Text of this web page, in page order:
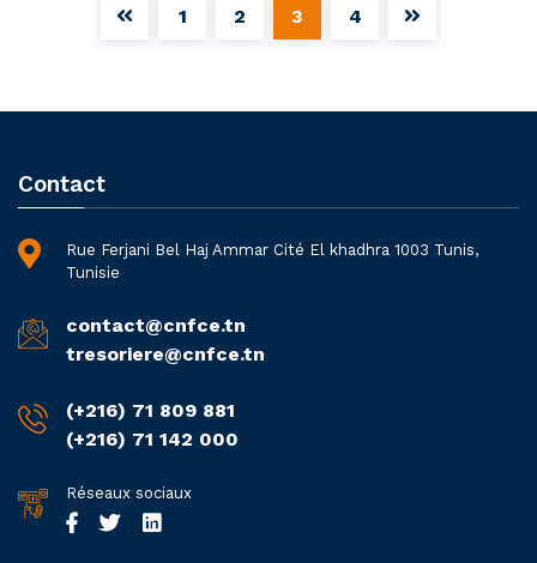
1 2 3 4
Contact
Rue Ferjani Bel Haj Ammar Cité El khadhra 1003 Tunis,
Tunisie
contact@cnfce.tn
tresoriere@cnfce.tn
(+216) 71 809 881
(+216) 71 142 000
Réseaux sociaux